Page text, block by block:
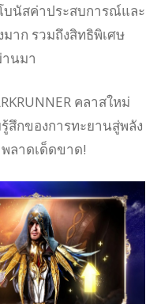
บนัสค่าประสบการณ์และ
าก รวมถึงสิทธิพิเศษ
นมา
คลาสใหม่
สึกของการทะยานสู่พลัง
ลาดเด็ดขาด!